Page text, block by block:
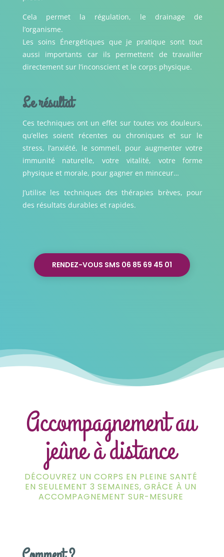
Cela permet la régulation, le drainage de
l’organisme.
Les soins Énergétiques que je pratique sont tout
aussi importants car ils permettent de travailler
directement sur l’inconscient et le corps physique.
Le résultat
Ces techniques ont un effet sur toutes vos douleurs,
qu’elles soient récentes ou chroniques et sur le
stress, l’anxiété, le sommeil, pour augmenter votre
immunité naturelle, votre vitalité, votre forme
physique et morale, pour gagner en minceur…
J’utilise les techniques des thérapies brèves, pour
des résultats durables et rapides.
RENDEZ-VOUS SMS 06 85 69 45 01
Accompagnement au
jeûne à distance
DÉCOUVREZ UN CORPS EN PLEINE SANTÉ
EN SEULEMENT 3 SEMAINES, GRÂCE À UN
ACCOMPAGNEMENT SUR-MESURE